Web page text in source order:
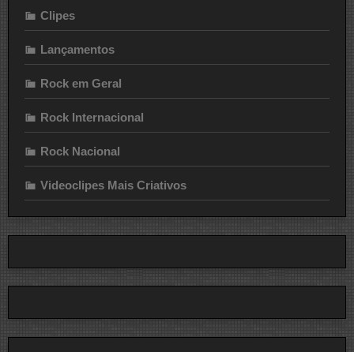
Clipes
Lançamentos
Rock em Geral
Rock Internacional
Rock Nacional
Videoclipes Mais Criativos